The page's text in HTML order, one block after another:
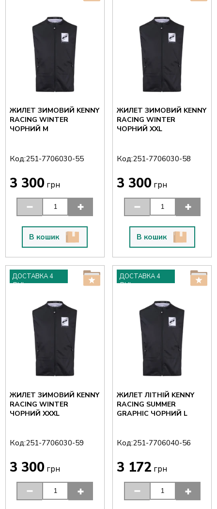
ЖИЛЕТ ЗИМОВИЙ KENNY
RACING WINTER
ЧОРНИЙ M
Код:251-7706030-55
3 300грн
В кошик
ЖИЛЕТ ЗИМОВИЙ KENNY
RACING WINTER
ЧОРНИЙ XXL
Код:251-7706030-58
3 300 грн
В кошик
ДОСТАВКА 4
ДНІ
ЖИЛЕТ ЗИМОВИЙ KENNY
RACING WINTER
ЧОРНИЙ XXXL
Код:251-7706030-59
3 300грн
ДОСТАВКА 4
ДНІ
ЖИЛЕТ ЛІТНІЙ KENNY
RACING SUMMER
GRAPHIC ЧОРНИЙ L
Код:251-7706040-56
3 172 грн